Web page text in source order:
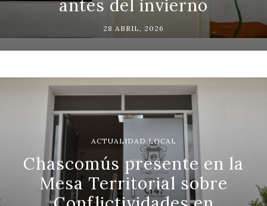
antes del invierno
28 ABRIL, 2026
ACTUALIDAD LOCAL
Chascomús presente en la
Mesa Territorial sobre